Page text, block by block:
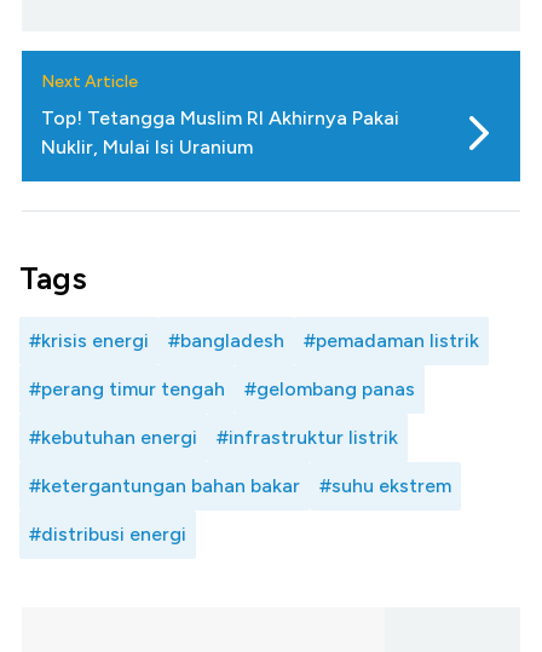
Next Article
Top! Tetangga Muslim RI Akhirnya Pakai
Nuklir, Mulai Isi Uranium
Tags
#krisis energi #bangladesh #pemadaman listrik
#perang timur tengah #gelombang panas
#kebutuhan energi #infrastruktur listrik
#ketergantungan bahan bakar #suhu ekstrem
#distribusi energi